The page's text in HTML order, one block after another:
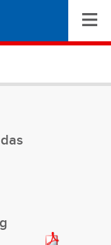
≡